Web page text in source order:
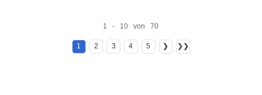
1 - 10 von 70
1 2 3 4 5 ❯ ❯❯